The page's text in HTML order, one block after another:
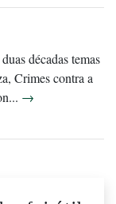
décadas temas
Crimes contra a
→